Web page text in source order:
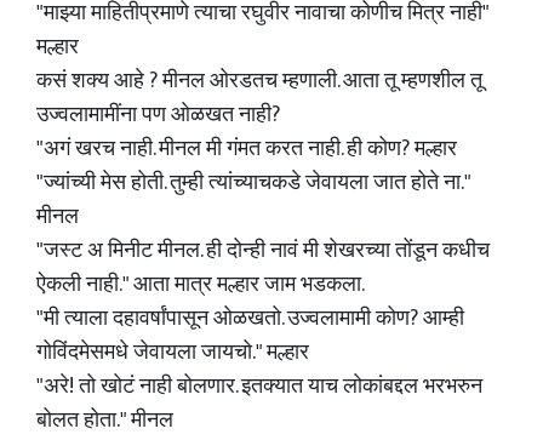
"माझ्या माहितीप्रमाणे त्याचा रघुवीर नावाचा कोणीच मित्र नाही"
मल्हार
कसं शक्य आहे ? मीनल ओरडतच म्हणाली. आता तू म्हणशील तू
उज्वलामामींना पण ओळखत नाही?
"अगं खरच नाही. मीनल मी गंमत करत नाही. ही कोण? मल्हार
"ज्यांच्यी मेस होती. तुम्ही त्यांच्याचकडे जेवायला जात होते ना."
मीनल
"जस्ट अ मिनीट मीनल. ही दोन्ही नावं मी शेखरच्या तोंडून कधीच
ऐकली नाही." आता मात्र मल्हार जाम भडकला.
"मी त्याला दहावर्षांपासून ओळखतो. उज्वलामामी कोण? आम्ही
गोविंदमेसमधे जेवायला जायचो." मल्हार
"अरे! तो खोटं नाही बोलणार. इतक्यात याच लोकांबद्दल भरभरुन
बोलत होता." मीनल